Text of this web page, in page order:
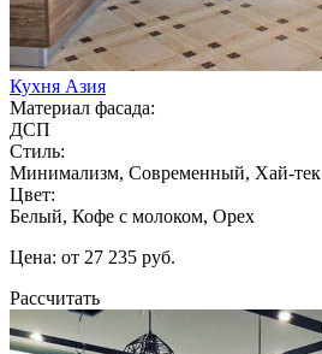
Кухня Азия
Материал фасада:
ДСП
Стиль:
Минимализм, Современный, Хай-тек
Цвет:
Белый, Кофе с молоком, Орех
Цена: от 27 235 руб.
Рассчитать